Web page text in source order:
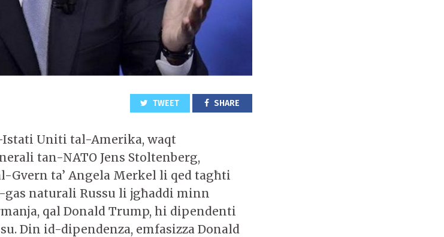
TWEET SHARE
Uniti tal-Amerika, waqt
tan-NATO Jens Stoltenberg,
ta’ Angela Merkel li qed tagħti
naturali Russu li jgħaddi minn
qal Donald Trump, hi dipendenti
Din id-dipendenza, emfasizza Donald